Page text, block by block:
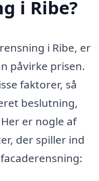
i Ribe?
i Ribe, er
påvirke prisen.
faktorer, så
beslutning,
er nogle af
der spiller ind